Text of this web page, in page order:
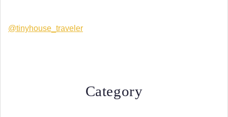
@tinyhouse_traveler
Category